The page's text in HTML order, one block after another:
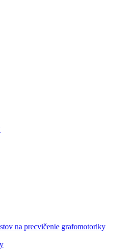
na precvičenie grafomotoriky